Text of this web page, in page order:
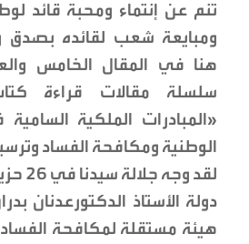
تنم عن إنتماء ومحبة قائد
ومبايعة شعب لقائده بصدق
سلسلة مقالات قراءة
«المبادرات الملكية
الوطنية ومكافحة الفساد
دولة الأستاذ الدكتورعدنان
هيئة مستقلة لمكافحة الفساد